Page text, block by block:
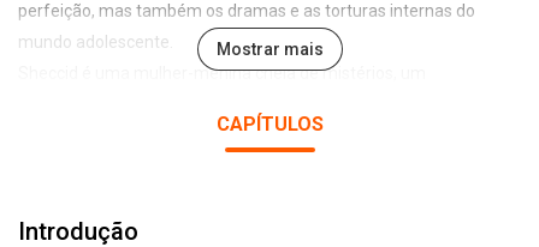
perfeição, mas também os dramas e as torturas internas do
mundo adolescente.
Sheccid é uma mulher-menina cheia de mistérios, um
terrível segredo; mas José Carlos, que a vê como sua musa e a
A história cresce em intensidade com uma poderosa influência
Mostrar mais
CAPÍTULOS
Introdução